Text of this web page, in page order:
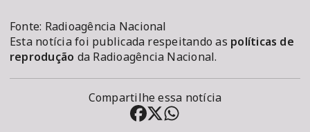
Fonte: Radioagência Nacional
Esta notícia foi publicada respeitando as políticas de
reprodução da Radioagência Nacional.
Compartilhe essa notícia